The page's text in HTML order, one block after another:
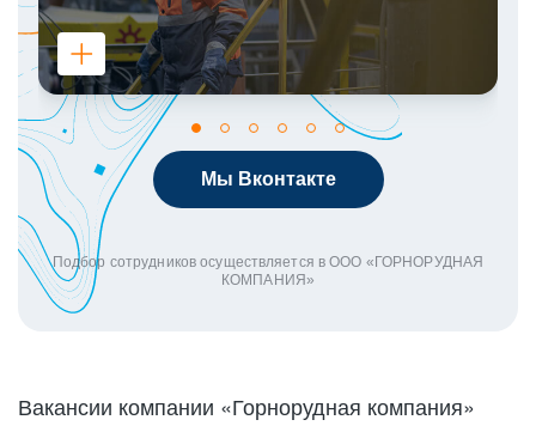
Мы Вконтакте
Подбор сотрудников осуществляется в ООО «ГОРНОРУДНАЯ
КОМПАНИЯ»
Вакансии компании «Горнорудная компания»